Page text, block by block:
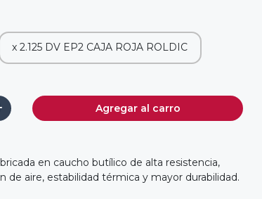
x 2.125 DV EP2 CAJA ROJA ROLDIC
Agregar al carro
en caucho butílico de alta resistencia,
de aire, estabilidad térmica y mayor durabilidad.